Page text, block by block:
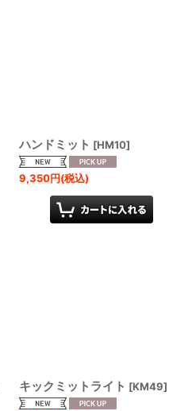
ハンドミット [HM10]
9,350円(税込)
キックミットライト [KM49]